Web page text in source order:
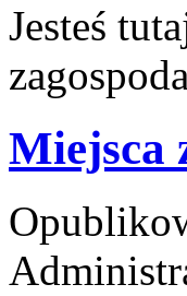
Jesteś
Miejsca